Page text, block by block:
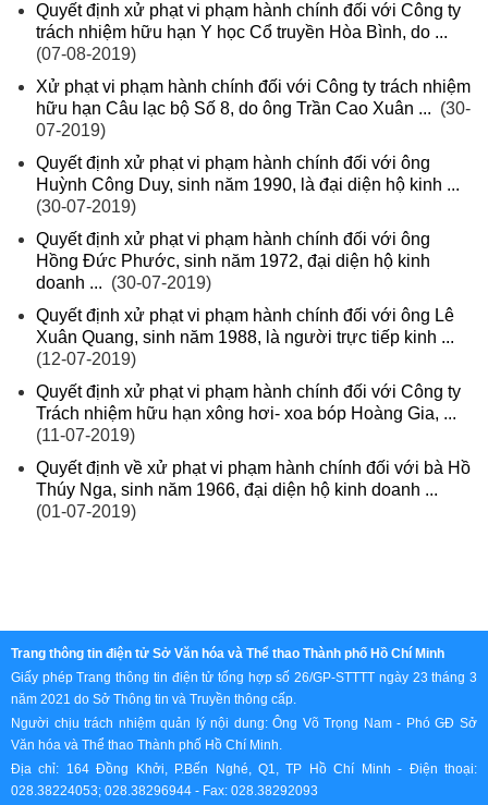
Quyết định xử phạt vi phạm hành chính đối với Công ty
trách nhiệm hữu hạn Y học Cổ truyền Hòa Bình, do ...
(07-08-2019)
Xử phạt vi phạm hành chính đối với Công ty trách nhiệm
hữu hạn Câu lạc bộ Số 8, do ông Trần Cao Xuân ... (30-
07-2019)
Quyết định xử phạt vi phạm hành chính đối với ông
Huỳnh Công Duy, sinh năm 1990, là đại diện hộ kinh ...
(30-07-2019)
Quyết định xử phạt vi phạm hành chính đối với ông
Hồng Đức Phước, sinh năm 1972, đại diện hộ kinh
doanh ... (30-07-2019)
Quyết định xử phạt vi phạm hành chính đối với ông Lê
Xuân Quang, sinh năm 1988, là người trực tiếp kinh ...
(12-07-2019)
Quyết định xử phạt vi phạm hành chính đối với Công ty
Trách nhiệm hữu hạn xông hơi- xoa bóp Hoàng Gia, ...
(11-07-2019)
Quyết định về xử phạt vi phạm hành chính đối với bà Hồ
Thúy Nga, sinh năm 1966, đại diện hộ kinh doanh ...
(01-07-2019)
Trang thông tin điện tử Sở Văn hóa và Thể thao Thành phố Hồ Chí Minh
Giấy phép Trang thông tin điện tử tổng hợp số 26/GP-STTTT ngày 23 tháng 3
năm 2021 do Sở Thông tin và Truyền thông cấp.
Người chịu trách nhiệm quản lý nội dung: Ông Võ Trọng Nam - Phó GĐ Sở
Văn hóa và Thể thao Thành phố Hồ Chí Minh.
Địa chỉ: 164 Đồng Khởi, P.Bến Nghé, Q1, TP Hồ Chí Minh - Điện thoại:
028.38224053; 028.38296944 - Fax: 028.38292093